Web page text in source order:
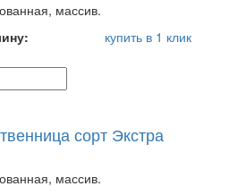
массив.
купить в 1 клик
сорт Экстра
массив.